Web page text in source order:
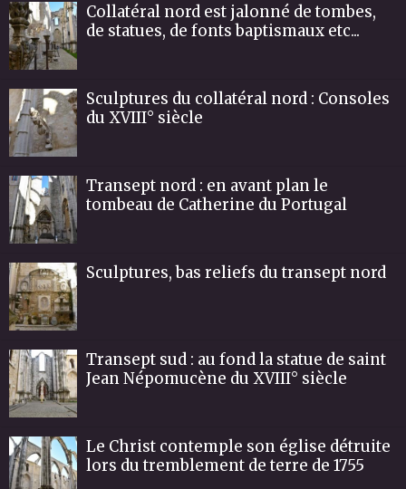
Collatéral nord est jalonné de tombes,
de statues, de fonts baptismaux etc...
Sculptures du collatéral nord : Consoles
du XVIII° siècle
Transept nord : en avant plan le
tombeau de Catherine du Portugal
Sculptures, bas reliefs du transept nord
Transept sud : au fond la statue de saint
Jean Népomucène du XVIII° siècle
Le Christ contemple son église détruite
lors du tremblement de terre de 1755